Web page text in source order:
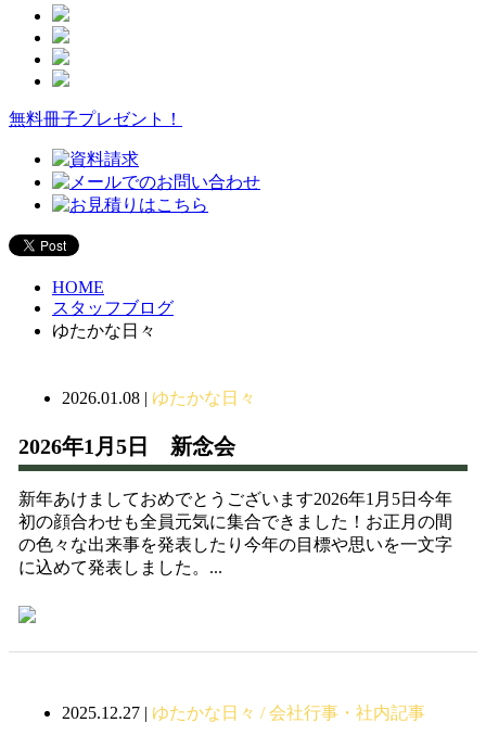
無料冊子プレゼント！
HOME
スタッフブログ
ゆたかな日々
2026.01.08| ゆたかな日々
2026年1月5日 新念会
新年あけましておめでとうございます2026年1月5日今年
初の顔合わせも全員元気に集合できました！お正月の間
の色々な出来事を発表したり今年の目標や思いを一文字
に込めて発表しました。...
2025.12.27| ゆたかな日々 / 会社行事・社内記事